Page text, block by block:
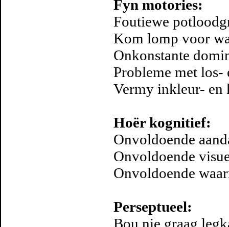
Fyn motories:
Foutiewe
Kom lomp voor
Onkonstante
Probleme met los-
Vermy inkleur-
Hoër kognitief:
Onvoldoende
Onvoldoende
Onvoldoende
Perseptueel:
Bou nie graag